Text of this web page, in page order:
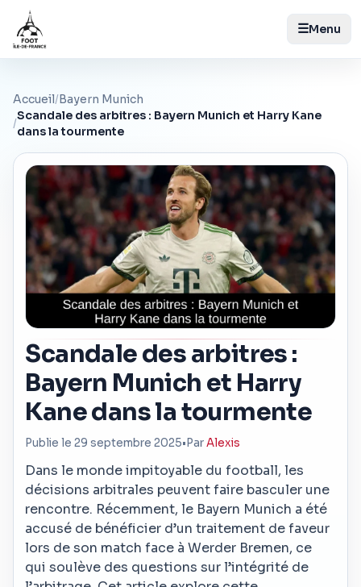
☰Menu
Accueil/Bayern Munich
/
Scandale des arbitres : Bayern Munich et Harry Kane
dans la tourmente
Scandale des arbitres :
Bayern Munich et Harry
Kane dans la tourmente
Publie le 29 septembre 2025• ParAlexis
Dans le monde impitoyable du football, les
décisions arbitrales peuvent faire basculer une
rencontre. Récemment, le Bayern Munich a été
accusé de bénéficier d’un traitement de faveur
lors de son match face à Werder Bremen, ce
qui soulève des questions sur l’intégrité de